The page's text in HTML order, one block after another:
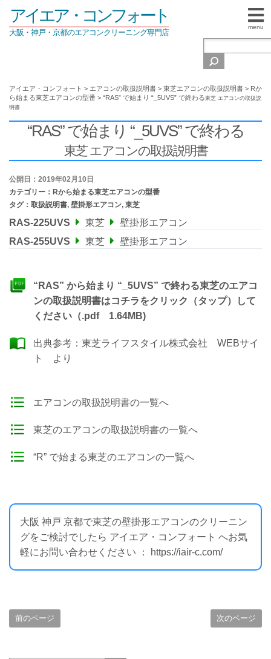
menu
アイエア・コンフォート
大阪・神戸・京都のエアコンクリーニング専門店
アイエア・コンフォート > エアコンの取扱説明書 > 東芝エアコンの取扱説明書 > Rか
ら始まる東芝エアコンの型番 > “RAS” で始まり “_5UVS” で終わる東芝 エアコンの取扱説
明書
“RAS” で始まり “_5UVS” で終わる
東芝 エアコンの取扱説明書
公開日：2019年02月10日
カテゴリー： Rから始まる東芝エアコンの型番
タグ： 取扱説明書, 壁掛形エアコン, 東芝
RAS-225UVS 東芝
壁掛形エアコン
RAS-255UVS
東芝 壁掛形エアコン
“RAS” から始まり “_5UVS” で終わる東芝のエアコ
ンの取扱説明書はコチラをクリック（タップ）して
ください（.pdf 1.64MB)
出典参考： 東芝ライフスタイル株式会社 WEBサイ
ト
より
エアコンの取扱説明書の一覧へ
東芝のエアコンの取扱説明書の一覧へ
“R” で始まる東芝のエアコンの一覧へ
大阪 神戸 京都で東芝の壁掛形エアコンのクリーニン
グをご検討でしたら アイエア・コンフォート へお気
軽にお問い合わせください ： https://iair-c.com/
前のページ 次のページ